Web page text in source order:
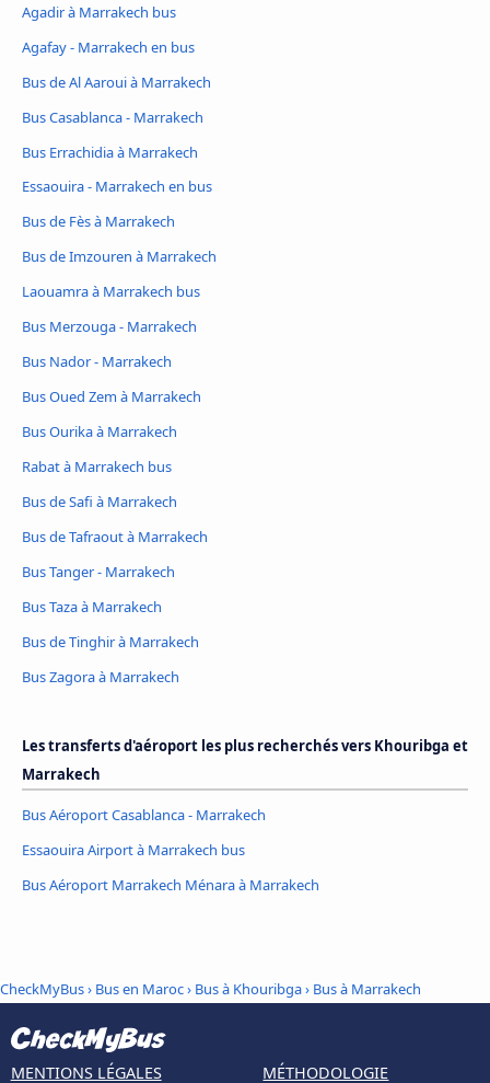
Agadir à Marrakech bus
Agafay - Marrakech en bus
Bus de Al Aaroui à Marrakech
Bus Casablanca - Marrakech
Bus Errachidia à Marrakech
Essaouira - Marrakech en bus
Bus de Fès à Marrakech
Bus de Imzouren à Marrakech
Laouamra à Marrakech bus
Bus Merzouga - Marrakech
Bus Nador - Marrakech
Bus Oued Zem à Marrakech
Bus Ourika à Marrakech
Rabat à Marrakech bus
Bus de Safi à Marrakech
Bus de Tafraout à Marrakech
Bus Tanger - Marrakech
Bus Taza à Marrakech
Bus de Tinghir à Marrakech
Bus Zagora à Marrakech
Les transferts d'aéroport les plus recherchés vers Khouribga et
Marrakech
Bus Aéroport Casablanca - Marrakech
Essaouira Airport à Marrakech bus
Bus Aéroport Marrakech Ménara à Marrakech
CheckMyBus› Bus en Maroc› Bus à Khouribga› Bus à Marrakech
MENTIONS LÉGALES MÉTHODOLOGIE